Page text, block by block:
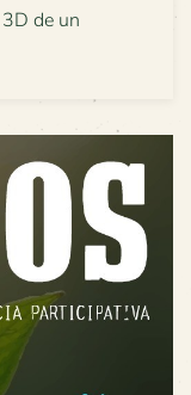
de un